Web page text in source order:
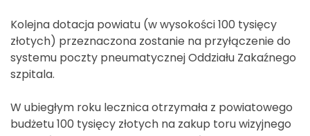
Kolejna dotacja powiatu (w wysokości 100 tysięcy
złotych) przeznaczona zostanie na przyłączenie do
systemu poczty pneumatycznej Oddziału Zakaźnego
szpitala.
W ubiegłym roku lecznica otrzymała z powiatowego
budżetu 100 tysięcy złotych na zakup toru wizyjnego